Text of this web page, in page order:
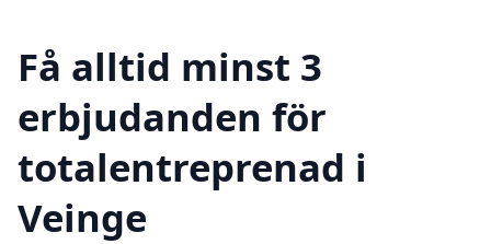
Få alltid minst 3
erbjudanden för
totalentreprenad i
Veinge